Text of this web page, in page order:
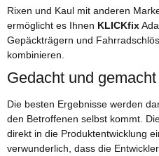
Rixen und Kaul mit anderen
ermöglicht es Ihnen KLICKfix
Gepäckträgern und
kombinieren.
Gedacht und
Die besten Ergebnisse werden
den Betroffenen selbst kommt.
direkt in die Produktentwicklung
verwunderlich, dass die